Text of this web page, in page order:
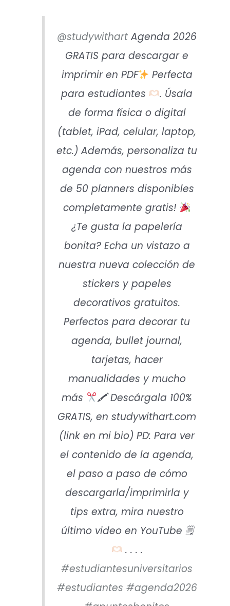
@studywithart Agenda 2026
GRATIS para descargar e
imprimir en PDF
Perfecta
para estudiantes
. Úsala
de forma física o digital
(tablet, iPad, celular, laptop,
etc.) Además, personaliza tu
agenda con nuestros más
de 50 planners disponibles
completamente gratis!
¿Te gusta la papelería
bonita? Echa un vistazo a
nuestra nueva colección de
stickers y papeles
decorativos gratuitos.
Perfectos para decorar tu
agenda, bullet journal,
tarjetas, hacer
manualidades y mucho
más
🖍 Descárgala 100%
GRATIS, en studywithart.com
(link en mi bio) PD: Para ver
el contenido de la agenda,
el paso a paso de cómo
descargarla/imprimirla y
tips extra, mira nuestro
último video en YouTube 🗒
. . . .
#estudiantesuniversitarios
#estudiantes #agenda2026